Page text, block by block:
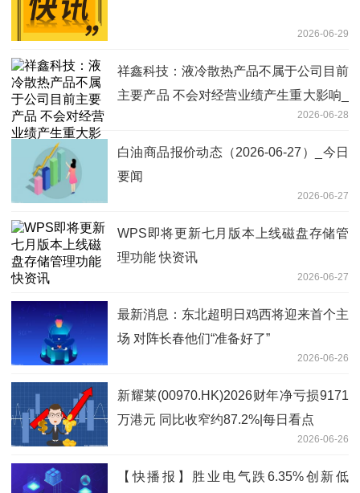
2026-06-29
祥鑫科技：液冷散热产品不属于公司目前
主要产品 不会对经营业绩产生重大影响_
2026-06-28
白油商品报价动态（2026-06-27）_今日
要闻
2026-06-27
WPS即将更新七月版本上线磁盘存储管
理功能 快资讯
2026-06-27
最新消息：东北超明日鸡西将迎来首个主
场 对阵长春他们“准备好了”
2026-06-26
新耀莱(00970.HK)2026财年净亏损9171
万港元 同比收窄约87.2%|每日看点
2026-06-26
【快播报】胜业电气跌6.35%创新低